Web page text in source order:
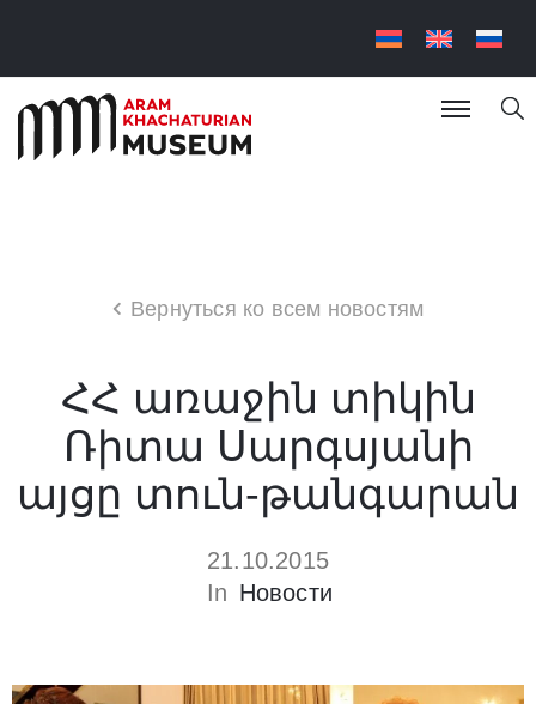
Вернуться ко всем новостям
ՀՀ առաջին տիկին
Ռիտա Սարգսյանի
այցը տուն-թանգարան
21.10.2015
In Новости